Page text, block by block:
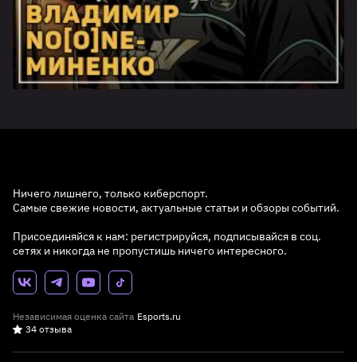
Ничего лишнего, только киберспорт.
Самые свежие новости, актуальные статьи и обзоры событий.
Присоединяйся к нам: регистрируйся, подписывайся в соц.
сетях и никогда не пропустишь ничего интересного.
Независимая оценка сайта Esports.ru
34 отзыва